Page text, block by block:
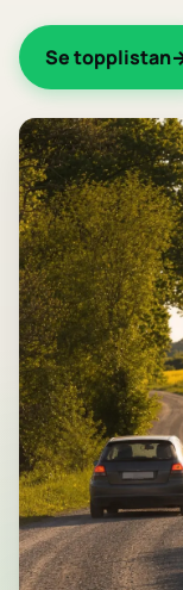
Se topplistan